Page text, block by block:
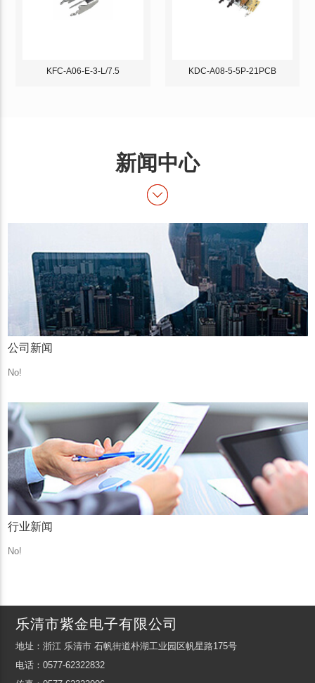
KFC-A06-E-3-L/7.5 KDC-A08-5-5P-21PCB
新闻中心
公司新闻
No!
行业新闻
No!
乐清市紫金电子有限公司
地址：浙江 乐清市 石帆街道朴湖工业园区帆星路175号
电话：0577-62322832